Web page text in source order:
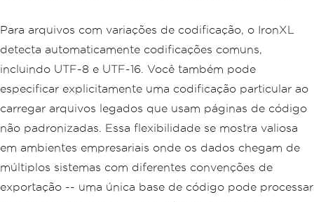
Para arquivos com variações de codificação, o IronXL
detecta automaticamente codificações comuns,
incluindo UTF-8 e UTF-16. Você também pode
especificar explicitamente uma codificação particular ao
carregar arquivos legados que usam páginas de código
não padronizadas. Essa flexibilidade se mostra valiosa
em ambientes empresariais onde os dados chegam de
múltiplos sistemas com diferentes convenções de
exportação -- uma única base de código pode processar